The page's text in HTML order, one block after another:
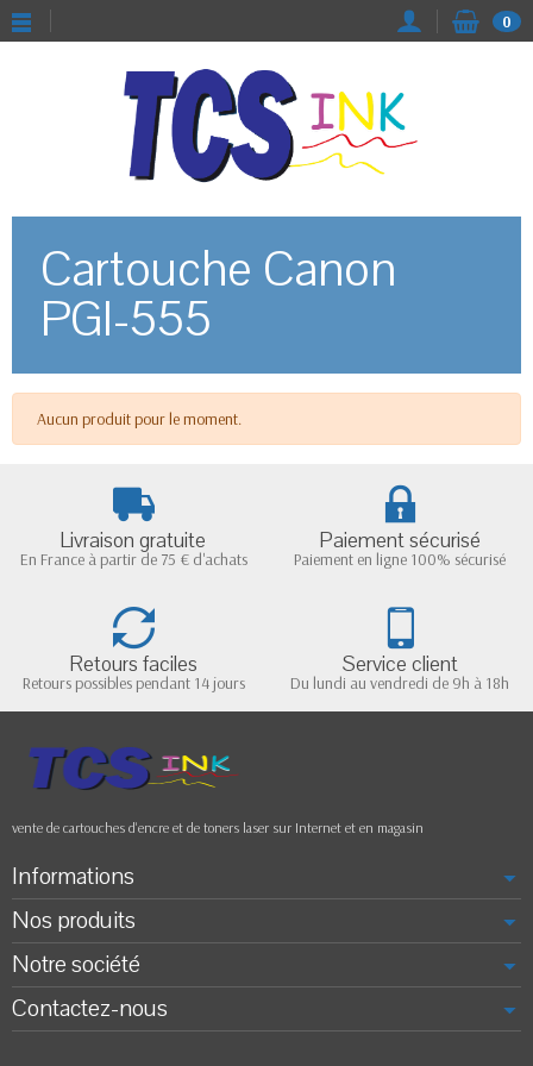
0
Cartouche Canon
PGI-555
Aucun produit pour le moment.
Livraison gratuite
En France à partir de 75 € d'achats
Paiement sécurisé
Paiement en ligne 100% sécurisé
Retours faciles
Retours possibles pendant 14 jours
Service client
Du lundi au vendredi de 9h à 18h
vente de cartouches d'encre et de toners laser sur Internet et en magasin
Informations
Nos produits
Notre société
Contactez-nous